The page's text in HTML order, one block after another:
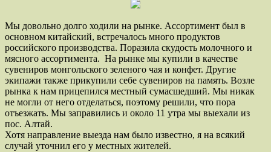
Мы довольно долго ходили на рынке. Ассортимент был в
основном китайский, встречалось много продуктов
российского производства. Поразила скудость молочного и
мясного ассортимента. На рынке мы купили в качестве
сувениров монгольского зеленого чая и конфет. Другие
экипажи также прикупили себе сувениров на память. Возле
рынка к нам прицепился местный сумасшедший. Мы никак
не могли от него отделаться, поэтому решили, что пора
отъезжать. Мы заправились и около 11 утра мы выехали из
пос. Алтай.
Хотя направление выезда нам было известно, я на всякий
случай уточнил его у местных жителей.